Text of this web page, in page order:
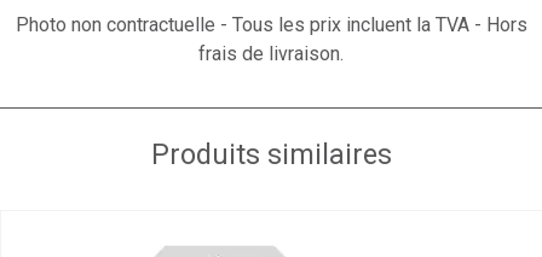
Photo non contractuelle - Tous les prix incluent la TVA - Hors
frais de livraison.
Produits similaires